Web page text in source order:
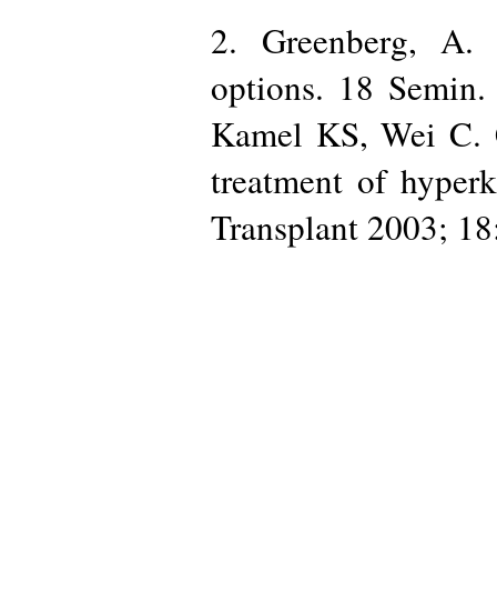
2. Greenberg, A.
options. 18
Kamel KS, Wei C.
treatment of
Transplant 2003;